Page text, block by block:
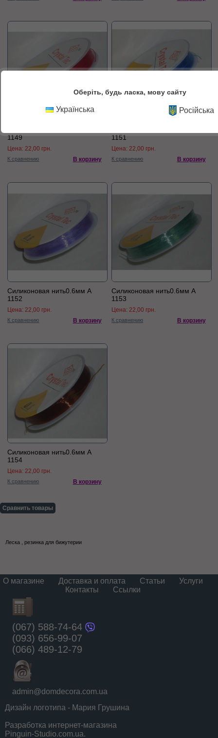
1149
Цена:22,00 грн.
К сравнению В корзину
1151
Цена:22,00 грн.
К сравнению В корзину
Силиконовая нить0.6мм А
1152
Цена:22,00 грн.
К сравнению В корзину
Силиконовая нить0.6мм А
1153
Цена:22,00 грн.
К сравнению В корзину
Силиконовая нить0.6мм А
1154
Цена:22,00 грн.
К сравнению В корзину
Сравнить товары
Леска , резинка для бижутерии
О магазине Доставка и оплата Статьи
Услуги
Контакты
Ссылки
(067) 588-74-64
(093) 656-99-07
(066) 489-12-79
admin@domdecora.com.ua
Дизайн логотипа - Мария Грушина
Разработка интернет-магазина
Pinguin-Studio.com.ua.
Оберіть, будь ласка, мову сайту
Українська Російська